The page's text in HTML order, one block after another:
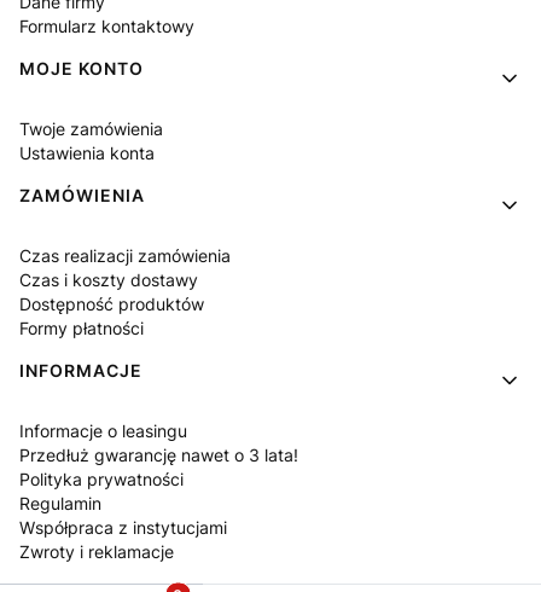
Formularz kontaktowy
MOJE KONTO
Twoje zamówienia
Ustawienia konta
ZAMÓWIENIA
Czas realizacji zamówienia
Czas i koszty dostawy
Dostępność produktów
Formy płatności
INFORMACJE
Informacje o leasingu
Przedłuż gwarancję nawet o 3 lata!
Polityka prywatności
Regulamin
Współpraca z instytucjami
Zwroty i reklamacje